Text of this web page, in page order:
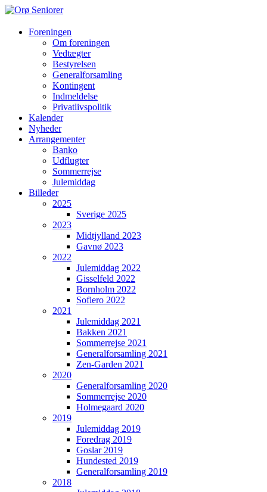
Orø
Seniorer
hyggeligste
hjælper
hinanden
Foreningen
Om foreningen
Vedtægter
Bestyrelsen
Generalforsamling
Kontingent
Indmeldelse
Privatlivspolitik
Kalender
Nyheder
Arrangementer
Banko
Udflugter
Sommerrejse
Julemiddag
Billeder
2025
Sverige 2025
2023
Midtjylland 2023
Gavnø 2023
2022
Julemiddag 2022
Gisselfeld 2022
Bornholm 2022
Sofiero 2022
2021
Julemiddag 2021
Bakken 2021
Sommerrejse 2021
Generalforsamling 2021
Zen-Garden 2021
2020
Generalforsamling 2020
Sommerrejse 2020
Holmegaard 2020
2019
Julemiddag 2019
Foredrag 2019
Goslar 2019
Hundested 2019
Generalforsamling 2019
2018